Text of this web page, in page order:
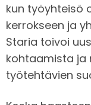
kun työyhteisö
kerrokseen ja
Staria toivoi
kohtaamista ja
työtehtävien